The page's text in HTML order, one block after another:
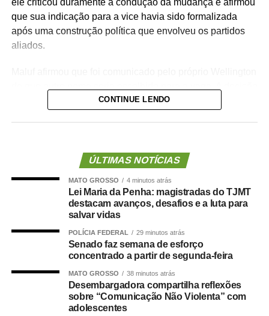
ele criticou duramente a condução da mudança e afirmou
que sua indicação para a vice havia sido formalizada
após uma construção política que envolveu os partidos
aliados.
foi tomada na noite de quinta-feira (6), quando o PL
Para o empresário, a alteração não representa apenas
uma mudança na composição eleitoral, mas uma quebra
de compromisso.
“Não se trata apenas de uma mudança de candidatura.
Segundo Maluf, sua participação na chapa não nasceu
convite depois de uma decisão política que, inclusive, foi
levada à convenção partidária.
CONTINUE LENDO
ÚLTIMAS NOTÍCIAS
MATO GROSSO 4 minutos atrás
Lei Maria da Penha: magistradas do TJMT
destacam avanços, desafios e a luta para
salvar vidas
POLÍCIA FEDERAL 29 minutos atrás
Senado faz semana de esforço
concentrado a partir de segunda-feira
MATO GROSSO 38 minutos atrás
Desembargadora compartilha reflexões
sobre “Comunicação Não Violenta” com
adolescentes